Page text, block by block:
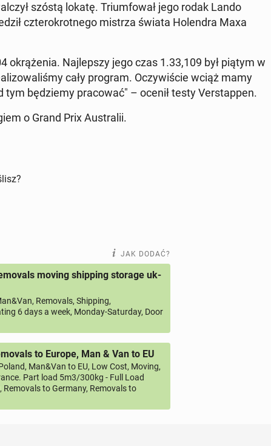
szóstą lokatę. Trium­fo­wał jego rodak Lando
czte­ro­krot­ne­go mistrza świata Ho­len­dra Maxa
okrą­że­nia. Naj­lep­szy jego czas 1.33,109 był piątym w
cały program. Oczy­wi­ście wciąż mamy
bę­dzie­my pra­co­wać" – ocenił testy Ver­stap­pen.
o Grand Prix Au­stra­lii.
JAK DODAĆ?
moving shipping storage uk-
Removals, Shipping,
6 days a week, Monday-Saturday, Door
to Europe, Man & Van to EU
Man&Van to EU, Low Cost, Moving,
Part load 5m3/300kg - Full Load
to Germany, Removals to